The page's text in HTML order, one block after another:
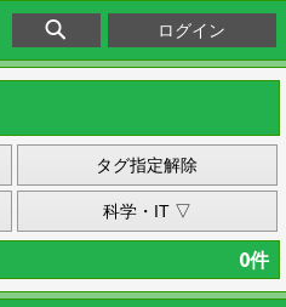
ログイン
タグ指定解除
科学・IT ▽
0件